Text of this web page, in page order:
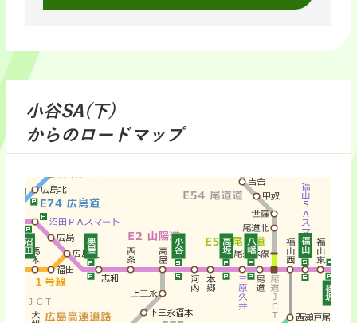
小谷SA(下)
からのロードマップ